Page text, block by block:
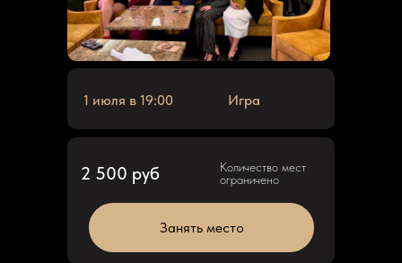
2 500 руб
Количество мест
ограничено
Занять место
1 июля в 19:00 Игра